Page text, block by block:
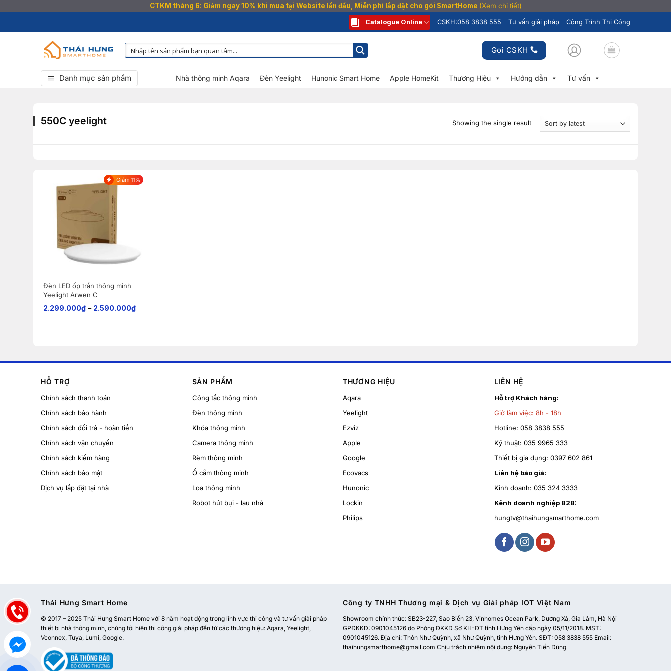
CTKM tháng 6: Giảm ngay 10% khi mua tại Website lần đầu, Miễn phí lắp đặt cho gói SmartHome (Xem chi tiết)
qua
Catalogue Online CSKH:058 3838 555 Tư vấn giải pháp Công Trình Thi Công
Gọi CSKH
Danh mục sản phẩm Nhà thông minh Aqara Đèn Yeelight Hunonic Smart Home Apple HomeKit Thương Hiệu Hướng dẫn Tư vấn
550C yeelight Showing the single result
Giảm 11%
Đèn LED ốp trần thông minh
Yeelight Arwen C
2.299.000₫– 2.590.000₫
HỖ TRỢ
Chính sách thanh toán
Chính sách bảo hành
Chính sách đổi trả - hoàn tiền
Chính sách vận chuyển
Chính sách kiểm hàng
Chính sách bảo mật
Dịch vụ lắp đặt tại nhà
SẢN PHẨM
Công tắc thông minh
Đèn thông minh
Khóa thông minh
Camera thông minh
Rèm thông minh
Ổ cắm thông minh
Loa thông minh
Robot hút bụi - lau nhà
THƯƠNG HIỆU
Aqara
Yeelight
Ezviz
Apple
Google
Ecovacs
Hunonic
Lockin
Philips
LIÊN HỆ
Hỗ trợ Khách hàng:
Giờ làm việc: 8h - 18h
Hotline: 058 3838 555
Kỹ thuật: 035 9965 333
Thiết bị gia dụng: 0397 602 861
Liên hệ báo giá:
Kinh doanh: 035 324 3333
Kênh doanh nghiệp B2B:
hungtv@thaihungsmarthome.com
Thái Hưng Smart Home
© 2017 – 2025 Thái Hưng Smart Home với 8 năm hoạt động trong lĩnh vực thi công và tư vấn giải pháp
thiết bị nhà thông minh, chúng tôi hiện thi công giải pháp đến từ các thương hiệu: Aqara, Yeelight,
Vconnex, Tuya, Lumi, Google.
Công ty TNHH Thương mại & Dịch vụ Giải pháp IOT Việt Nam
Showroom chính thức: SB23-227, Sao Biển 23, Vinhomes Ocean Park, Dương Xá, Gia Lâm, Hà Nội
GPĐKKD: 0901045126 do Phòng ĐKKD Sở KH-ĐT tỉnh Hưng Yên cấp ngày 05/11/2018. MST:
0901045126. Địa chỉ: Thôn Như Quỳnh, xã Như Quỳnh, tỉnh Hưng Yên. SĐT: 058 3838 555 Email:
thaihungsmarthome@gmail.com Chịu trách nhiệm nội dung: Nguyễn Tiến Dũng